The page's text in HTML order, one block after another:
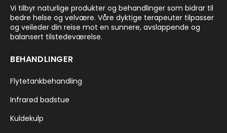
Vi tilbyr naturlige produkter og behandlinger som bidrar til
bedre helse og velvære. Våre dyktige terapeuter tilpasser
og veileder din reise mot en sunnere, avslappende og
balansert tilstedeværelse.
BEHANDLINGER
Flytetankbehandling
Infrarød badstue
Kuldekulp